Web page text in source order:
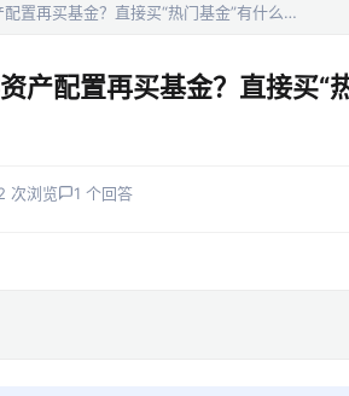
置再买基金？直接买“热门基金”有什么…
产配置再买基金？直接买“
次浏览 1 个回答